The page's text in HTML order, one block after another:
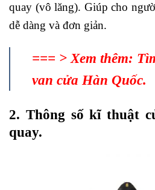
quay (vô lăng). Giúp cho
dễ dàng và đơn giản.
=== > Xem thêm:
van cửa Hàn Quốc.
2. Thông số kĩ thuật
quay.